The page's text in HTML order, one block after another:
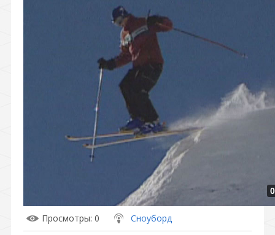
Просмотры: 0 Сноуборд